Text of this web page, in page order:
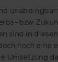
bzw.
sind in
noch eine
Umsetzung